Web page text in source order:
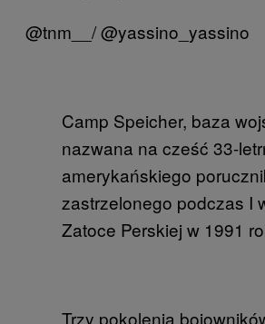
@tnm__/ @yassino_yassino
Camp Speicher, baza
nazwana na cześć 33-
amerykańskiego
zastrzelonego podczas I
Zatoce Perskiej w 1991
Trzy pokolenia